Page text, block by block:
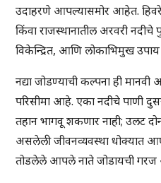
उदाहरणे आपल्यासमोर आहेत.
किंवा राजस्थानातील अरवरी
विकेन्द्रित, आणि लोकाभिमुख
नद्या जोडण्याची कल्पना ही मानवी
परिसीमा आहे. एका नदीचे पाणी
तहान भागवू शकणार नाही; उलट
असलेली जीवनव्यवस्था धोक्यात
तोडलेले आपले नाते जोडायची